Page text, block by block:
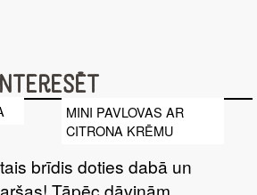
MINI PAVLOVAS AR
CITRONA KRĒMU
brīdis doties dabā un
Tāpēc dāvinām